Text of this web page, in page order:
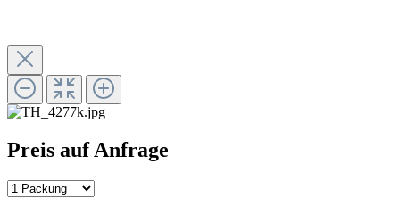
Preis auf Anfrage